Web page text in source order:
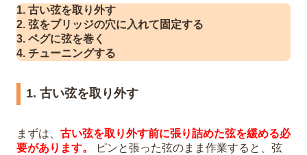
1. 古い弦を取り外す
2. 弦をブリッジの穴に入れて固定する
3. ペグに弦を巻く
4. チューニングする
1. 古い弦を取り外す
まずは、 古い弦を取り外す前に張り詰めた弦を緩める必
要があります。
ピンと張った弦のまま作業すると、弦